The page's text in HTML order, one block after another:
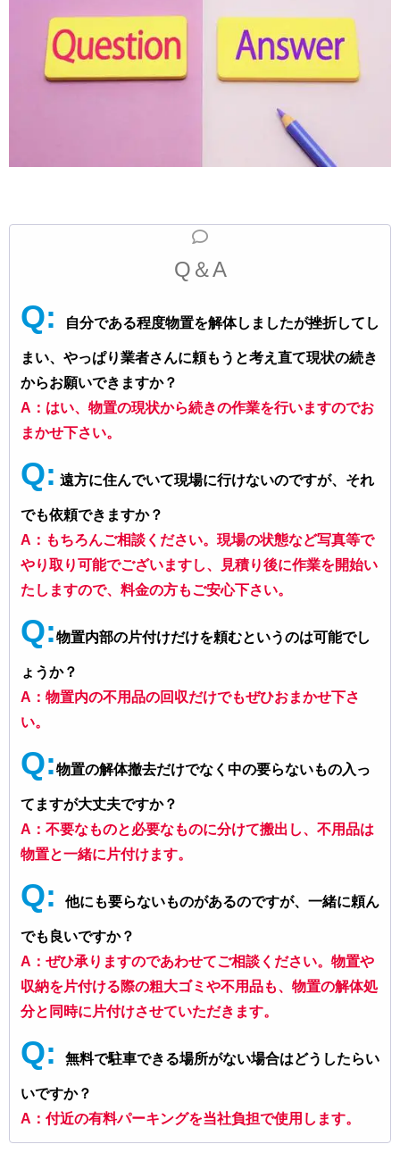
Q＆A
Q: 自分である程度物置を解体しましたが挫折してし
まい、やっぱり業者さんに頼もうと考え直て現状の続き
からお願いできますか？
A：はい、物置の現状から続きの作業を行いますのでお
まかせ下さい。
Q: 遠方に住んでいて現場に行けないのですが、それ
でも依頼できますか？
A：もちろんご相談ください。現場の状態など写真等で
やり取り可能でございますし、見積り後に作業を開始い
たしますので、料金の方もご安心下さい。
Q:物置内部の片付けだけを頼むというのは可能でし
ょうか？
A：物置内の不用品の回収だけでもぜひおまかせ下さ
い。
Q:物置の解体撤去だけでなく中の要らないもの入っ
てますが大丈夫ですか？
A：不要なものと必要なものに分けて搬出し、不用品は
物置と一緒に片付けます。
Q: 他にも要らないものがあるのですが、一緒に頼ん
でも良いですか？
A：ぜひ承りますのであわせてご相談ください。物置や
収納を片付ける際の粗大ゴミや不用品も、物置の解体処
分と同時に片付けさせていただきます。
Q: 無料で駐車できる場所がない場合はどうしたらい
いですか？
A：付近の有料パーキングを当社負担で使用します。